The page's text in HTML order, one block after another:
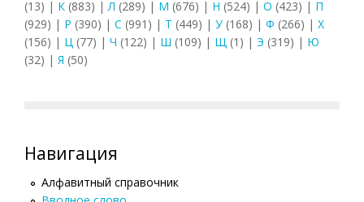
(13) | К (883) | Л (289) | М (676) | Н (524) | О (423) | П
(929) | Р (390) | С (991) | Т (449) | У (168) | Ф (266) | Х
(156) | Ц (77) | Ч (122) | Ш (109) | Щ (1) | Э (319) | Ю
(32) | Я (50)
Навигация
Алфавитный справочник